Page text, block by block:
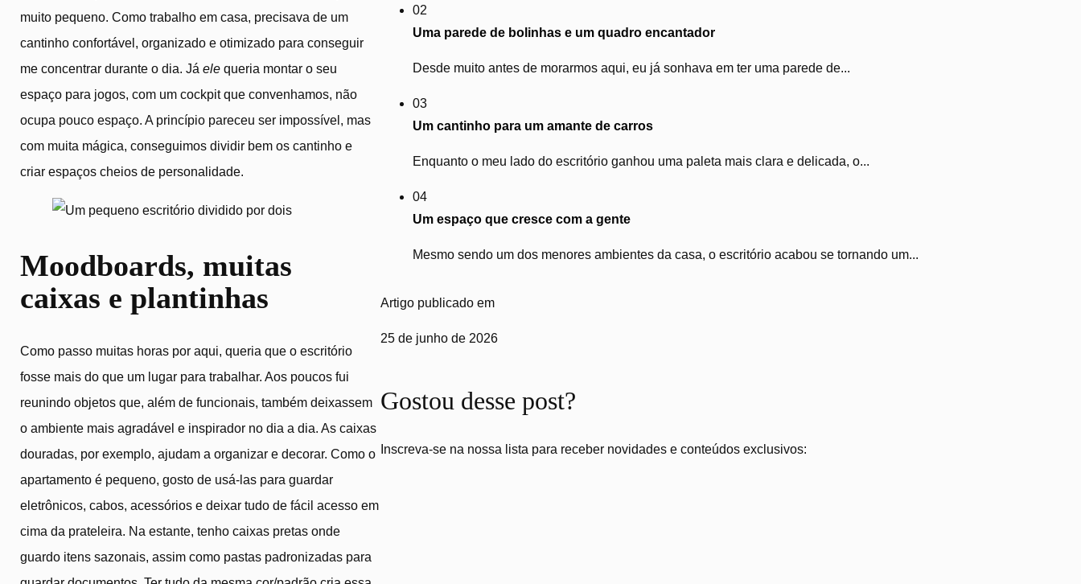
muito pequeno. Como trabalho em casa, precisava de um
cantinho confortável, organizado e otimizado para conseguir
me concentrar durante o dia. Já ele queria montar o seu
espaço para jogos, com um cockpit que convenhamos, não
ocupa pouco espaço. A princípio pareceu ser impossível, mas
com muita mágica, conseguimos dividir bem os cantinho e
criar espaços cheios de personalidade.
Moodboards, muitas
caixas e plantinhas
Como passo muitas horas por aqui, queria que o escritório
fosse mais do que um lugar para trabalhar. Aos poucos fui
reunindo objetos que, além de funcionais, também deixassem
o ambiente mais agradável e inspirador no dia a dia. As caixas
douradas, por exemplo, ajudam a organizar e decorar. Como o
apartamento é pequeno, gosto de usá-las para guardar
eletrônicos, cabos, acessórios e deixar tudo de fácil acesso em
cima da prateleira. Na estante, tenho caixas pretas onde
guardo itens sazonais, assim como pastas padronizadas para
02
Uma parede de bolinhas e um quadro encantador
Desde muito antes de morarmos aqui, eu já sonhava em ter uma parede de...
03
Um cantinho para um amante de carros
Enquanto o meu lado do escritório ganhou uma paleta mais clara e delicada, o...
04
Um espaço que cresce com a gente
Mesmo sendo um dos menores ambientes da casa, o escritório acabou se tornando um...
Artigo publicado em
25 de junho de 2026
Gostou desse post?
Inscreva-se na nossa lista para receber novidades e conteúdos exclusivos: